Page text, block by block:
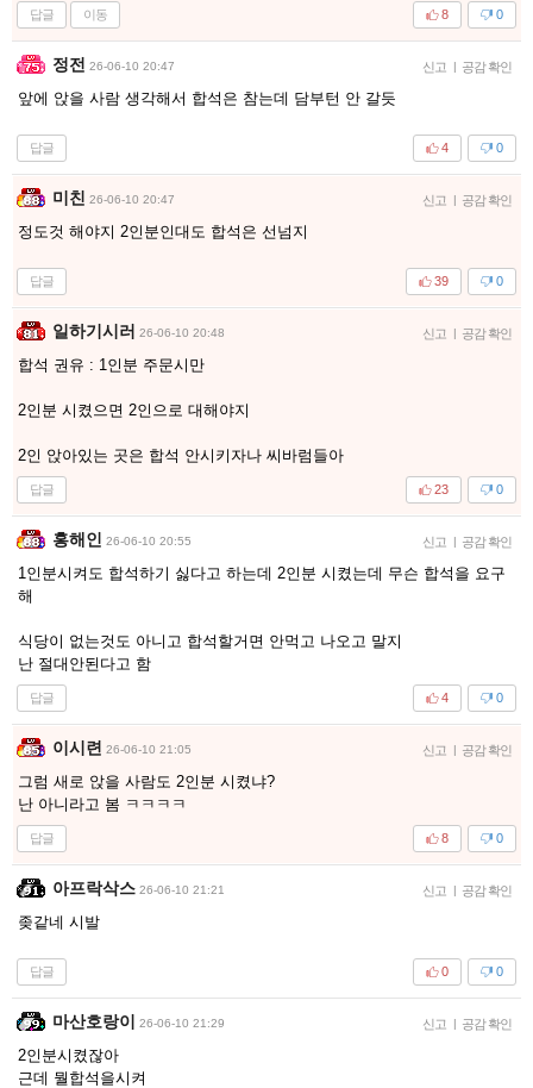
답글 이동 0
8
정전 26-06-10 20:47 신고 | 공감 확인
앞에 앉을 사람 생각해서 합석은 참는데 담부턴 안 갈듯
답글 0
4
미친 26-06-10 20:47 신고 | 공감 확인
정도것 해야지 2인분인대도 합석은 선넘지
답글 0
39
일하기시러 26-06-10 20:48 신고 | 공감 확인
합석 권유 : 1인분 주문시만
2인분 시켰으면 2인으로 대해야지
2인 앉아있는 곳은 합석 안시키자나 씨바럼들아
답글 0
23
홍해인 26-06-10 20:55 신고 | 공감 확인
1인분시켜도 합석하기 싫다고 하는데 2인분 시켰는데 무슨 합석을 요구
해
식당이 없는것도 아니고 합석할거면 안먹고 나오고 말지
난 절대안된다고 함
답글 0
4
이시련 26-06-10 21:05 신고 | 공감 확인
그럼 새로 앉을 사람도 2인분 시켰냐?
난 아니라고 봄 ㅋㅋㅋㅋ
답글 0
8
아프락삭스 26-06-10 21:21 신고 | 공감 확인
좆같네 시발
답글 0
0
마산호랑이 26-06-10 21:29 신고 | 공감 확인
2인분시켰잖아
근데 뭘합석을시켜